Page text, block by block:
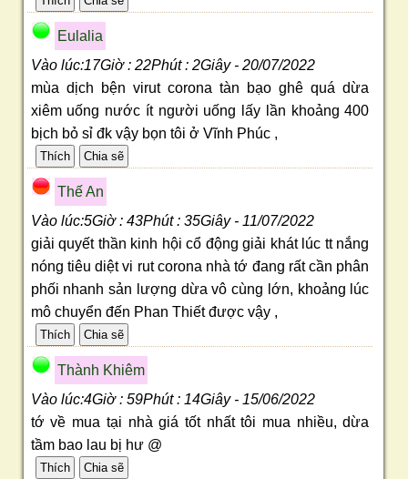
Eulalia
Vào lúc:17Giờ : 22Phút : 2Giây - 20/07/2022
mùa dịch bện virut corona tàn bạo ghê quá dừa
xiêm uống nước ít người uống lấy lần khoảng 400
bịch bỏ sỉ đk vậy bọn tôi ở Vĩnh Phúc ,
Thế An
Vào lúc:5Giờ : 43Phút : 35Giây - 11/07/2022
giải quyết thần kinh hội cổ động giải khát lúc tt nắng
nóng tiêu diệt vi rut corona nhà tớ đang rất cần phân
phối nhanh sản lượng dừa vô cùng lớn, khoảng lúc
mô chuyển đến Phan Thiết được vậy ,
Thành Khiêm
Vào lúc:4Giờ : 59Phút : 14Giây - 15/06/2022
tớ về mua tại nhà giá tốt nhất tôi mua nhiều, dừa
tầm bao lau bị hư @